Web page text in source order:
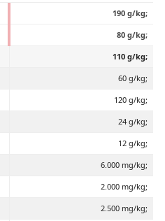
190 g/kg;
80 g/kg;
110 g/kg;
60 g/kg;
120 g/kg;
24 g/kg;
12 g/kg;
6.000 mg/kg;
2.000 mg/kg;
2.500 mg/kg;